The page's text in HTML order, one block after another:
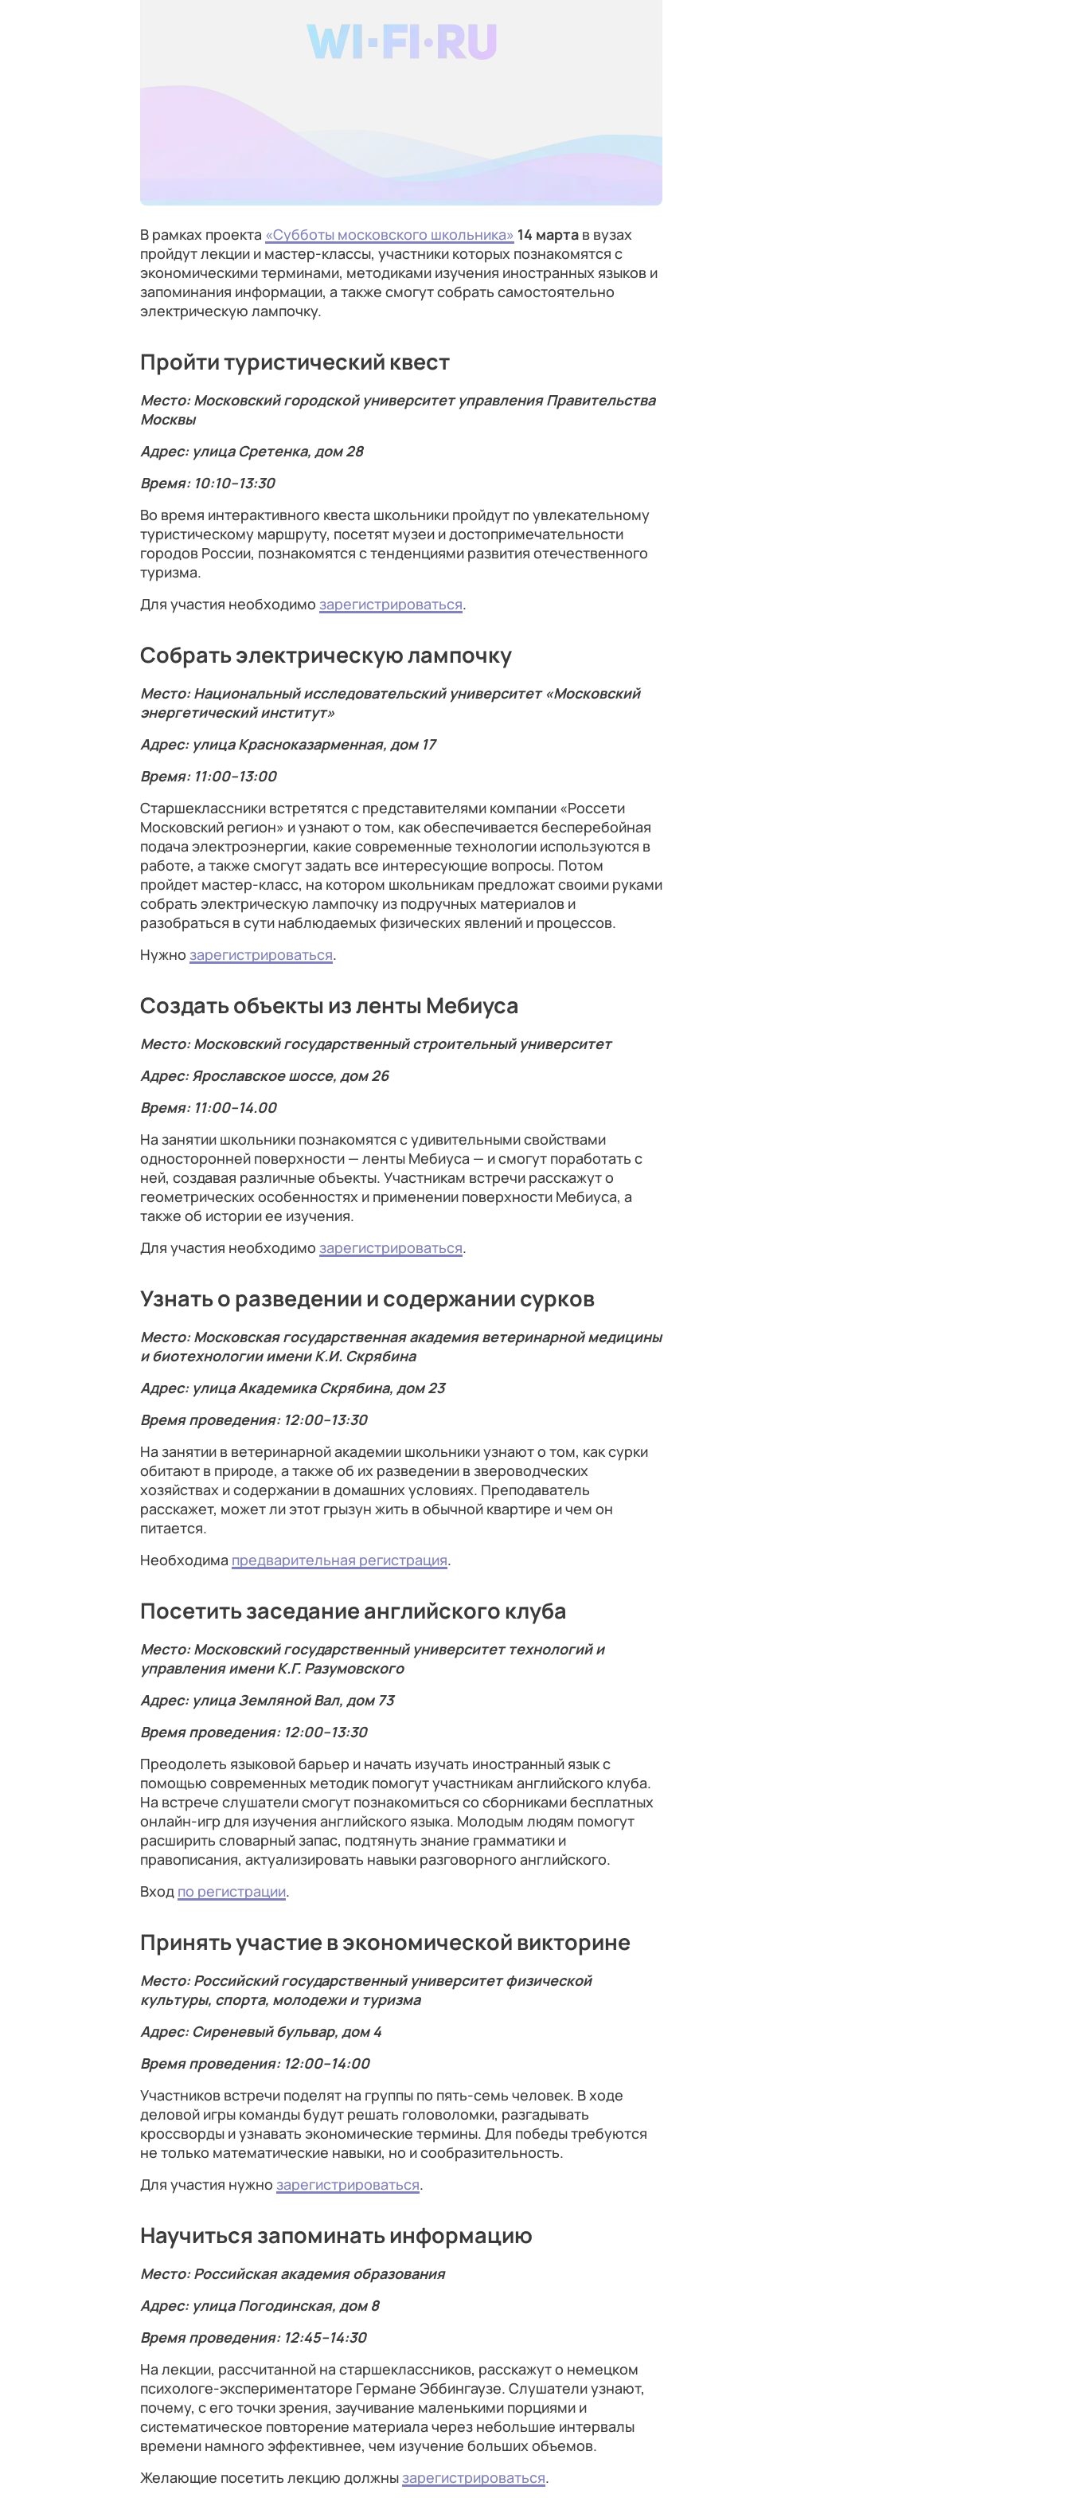
В рамках проекта «Субботы московского школьника» 14 марта в вузах
пройдут лекции и мастер-классы, участники которых познакомятся с
экономическими терминами, методиками изучения иностранных языков и
запоминания информации, а также смогут собрать самостоятельно
электрическую лампочку.
Пройти туристический квест
Место: Московский городской университет управления Правительства
Москвы
Адрес: улица Сретенка, дом 28
Время: 10:10–13:30
Во время интерактивного квеста школьники пройдут по увлекательному
туристическому маршруту, посетят музеи и достопримечательности
городов России, познакомятся с тенденциями развития отечественного
туризма.
Для участия необходимо зарегистрироваться.
Собрать электрическую лампочку
Место: Национальный исследовательский университет «Московский
энергетический институт»
Адрес: улица Красноказарменная, дом 17
Время: 11:00–13:00
Старшеклассники встретятся с представителями компании «Россети
Московский регион» и узнают о том, как обеспечивается бесперебойная
подача электроэнергии, какие современные технологии используются в
работе, а также смогут задать все интересующие вопросы. Потом
пройдет мастер-класс, на котором школьникам предложат своими руками
собрать электрическую лампочку из подручных материалов и
разобраться в сути наблюдаемых физических явлений и процессов.
Нужно зарегистрироваться.
Создать объекты из ленты Мебиуса
Место: Московский государственный строительный университет
Адрес: Ярославское шоссе, дом 26
Время: 11:00–14.00
На занятии школьники познакомятся с удивительными свойствами
односторонней поверхности — ленты Мебиуса — и смогут поработать с
ней, создавая различные объекты. Участникам встречи расскажут о
геометрических особенностях и применении поверхности Мебиуса, а
также об истории ее изучения.
Для участия необходимо зарегистрироваться.
Узнать о разведении и содержании сурков
Место: Московская государственная академия ветеринарной медицины
и биотехнологии имени К.И. Скрябина
Адрес: улица Академика Скрябина, дом 23
Время проведения: 12:00–13:30
На занятии в ветеринарной академии школьники узнают о том, как сурки
обитают в природе, а также об их разведении в звероводческих
хозяйствах и содержании в домашних условиях. Преподаватель
расскажет, может ли этот грызун жить в обычной квартире и чем он
питается.
Необходима предварительная регистрация.
Посетить заседание английского клуба
Место: Московский государственный университет технологий и
управления имени К.Г. Разумовского
Адрес: улица Земляной Вал, дом 73
Время проведения: 12:00–13:30
Преодолеть языковой барьер и начать изучать иностранный язык с
помощью современных методик помогут участникам английского клуба.
На встрече слушатели смогут познакомиться со сборниками бесплатных
онлайн-игр для изучения английского языка. Молодым людям помогут
расширить словарный запас, подтянуть знание грамматики и
правописания, актуализировать навыки разговорного английского.
Вход по регистрации.
Принять участие в экономической викторине
Место: Российский государственный университет физической
культуры, спорта, молодежи и туризма
Адрес: Сиреневый бульвар, дом 4
Время проведения: 12:00–14:00
Участников встречи поделят на группы по пять-семь человек. В ходе
деловой игры команды будут решать головоломки, разгадывать
кроссворды и узнавать экономические термины. Для победы требуются
не только математические навыки, но и сообразительность.
Для участия нужно зарегистрироваться.
Научиться запоминать информацию
Место: Российская академия образования
Адрес: улица Погодинская, дом 8
Время проведения: 12:45–14:30
На лекции, рассчитанной на старшеклассников, расскажут о немецком
психологе-экспериментаторе Германе Эббингаузе. Слушатели узнают,
почему, с его точки зрения, заучивание маленькими порциями и
систематическое повторение материала через небольшие интервалы
времени намного эффективнее, чем изучение больших объемов.
Желающие посетить лекцию должны зарегистрироваться.